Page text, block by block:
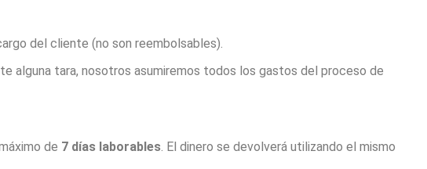
del cliente (no son reembolsables).
alguna tara, nosotros asumiremos todos los gastos del proceso de
de 7 días laborables. El dinero se devolverá utilizando el mismo